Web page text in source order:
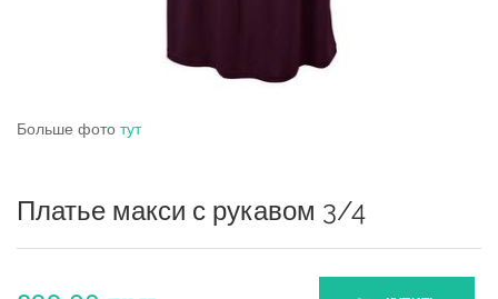
Больше фото тут
Платье макси с рукавом 3/4